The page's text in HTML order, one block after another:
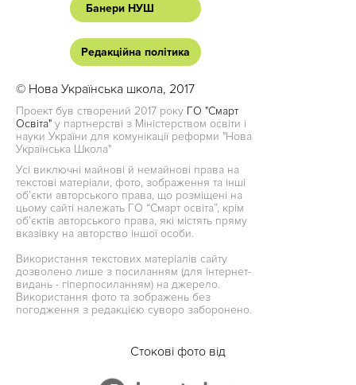
Банери НУШ
Редакційна політика
© Нова Українська школа, 2017
Проект був створений 2017 року ГО "Смарт
Освіта" у партнерстві з Міністерством освіти і
науки України для комунікації реформи "Нова
Українська Школа"
Усі виключні майнові й немайнові права на
текстові матеріали, фото, зображення та інші
об’єкти авторського права, що розміщені на
цьому сайті належать ГО “Смарт освіта”, крім
об’єктів авторського права, які містять пряму
вказівку на авторство іншої особи.
Використання текстових матеріалів сайту
дозволено лише з посиланням (для інтернет-
видань - гіперпосиланням) на джерело.
Використання фото та зображень без
погодження з редакцією суворо заборонено.
Стокові фото від